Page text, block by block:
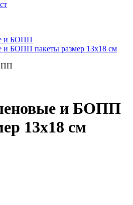
и БОПП
и БОПП пакеты размер 13x18 см
и БОПП
13x18 см